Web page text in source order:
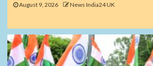
August 9, 2026 News India24 UK